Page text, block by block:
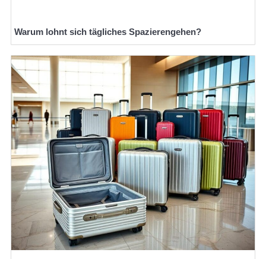
Warum lohnt sich tägliches Spazierengehen?